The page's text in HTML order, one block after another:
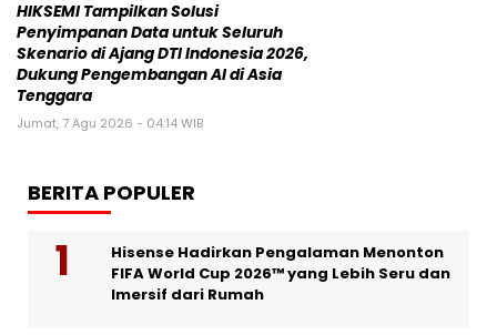
HIKSEMI Tampilkan Solusi
Penyimpanan Data untuk Seluruh
Skenario di Ajang DTI Indonesia 2026,
Dukung Pengembangan AI di Asia
Tenggara
Jumat, 7 Agu 2026 - 04:14 WIB
BERITA POPULER
Hisense Hadirkan Pengalaman Menonton
FIFA World Cup 2026™ yang Lebih Seru dan
Imersif dari Rumah